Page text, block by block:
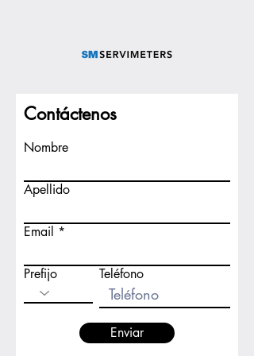
Contáctenos
Nombre
Apellido
Email
Prefijo Teléfono
Enviar